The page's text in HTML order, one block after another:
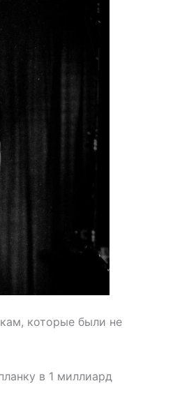
которые были не
в 1 миллиард